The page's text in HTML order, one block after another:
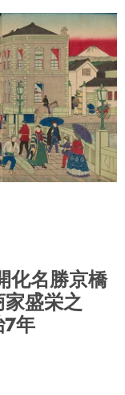
化名勝京橋
盛栄之
年